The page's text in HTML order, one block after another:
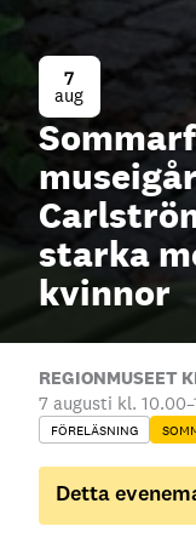
7
aug
starka
kvinnor
REGIONMUSEET
7 augusti kl. 10.00–
FÖRELÄSNING
Detta